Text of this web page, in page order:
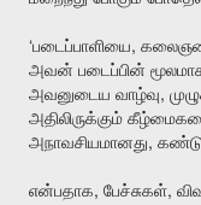
‘படைப்பாளியை,
அவன் படைப்பின்
அவனுடைய வாழ்வு,
அதிலிருக்கும்
அநாவசியமானது,
என்பதாக, பேச்சுகள்,